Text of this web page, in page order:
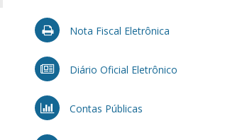
Nota Fiscal Eletrônica
Diário Oficial Eletrônico
Contas Públicas